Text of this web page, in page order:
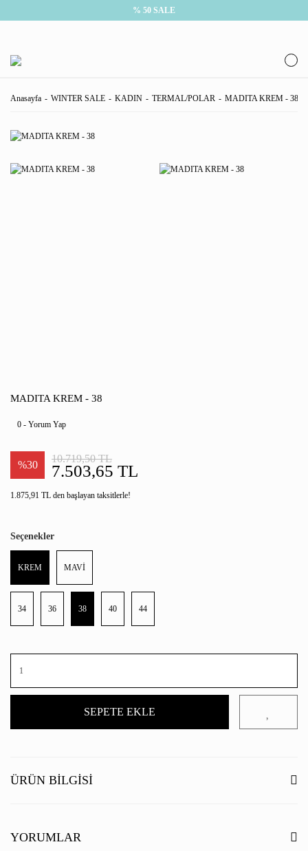
% 50 SALE
Anasayfa WINTER SALE KADIN TERMAL/POLAR MADITA KREM - 38
MADITA KREM - 38
0 - Yorum Yap
%30 7.503,65 TL
10.719,50 TL
1.875,91 TL den başlayan taksitlerle!
Seçenekler
KREM MAVİ
34 36 38 40 44
SEPETE EKLE
ÜRÜN BILGISI
YORUMLAR